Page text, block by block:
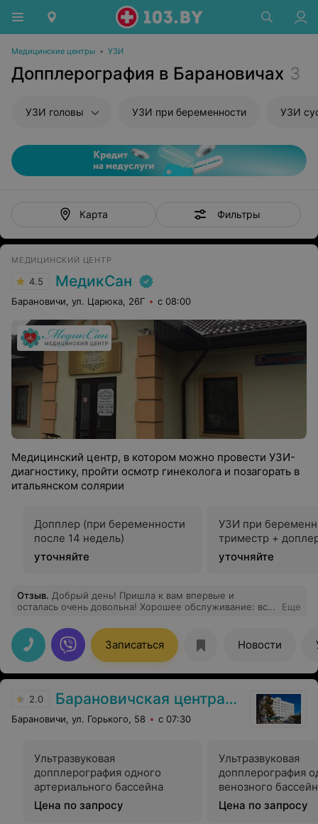
Медицинские центры • УЗИ
Допплерография в Барановичах 3
УЗИ головы УЗИ при беременности УЗИ
Карта Фильтры
МЕДИЦИНСКИЙ ЦЕНТР
4.5 МедикСан
Барановичи, ул. Царюка, 26Г с 08:00
Медицинский центр, в котором можно провести УЗИ-
диагностику, пройти осмотр гинеколога и позагорать в
итальянском солярии
Допплер (при беременности
после 14 недель)
уточняйте
УЗИ при
триместр +
уточняйте
Отзыв. Добрый день! Пришла к вам впервые и
осталась очень довольна! Хорошее обслуживание: все
для меня это очень важно. Рекомендую!
Еще
Записаться Новости
2.0 Барановичская центральная поликлиника
Барановичи, ул. Горького, 58 с 07:30
Ультразвуковая
допплерография одного
артериального бассейна
Цена по запросу
Ультразвуковая
допплерография
венозного
Цена по запросу